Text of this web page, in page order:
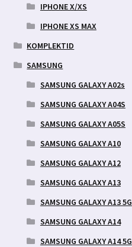
IPHONE X/XS
IPHONE XS MAX
KOMPLEKTID
SAMSUNG
SAMSUNG GALAXY A02s
SAMSUNG GALAXY A04S
SAMSUNG GALAXY A05S
SAMSUNG GALAXY A10
SAMSUNG GALAXY A12
SAMSUNG GALAXY A13
SAMSUNG GALAXY A13 5G
SAMSUNG GALAXY A14
SAMSUNG GALAXY A14 5G